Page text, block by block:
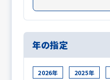
年の指定
2026年 2025年